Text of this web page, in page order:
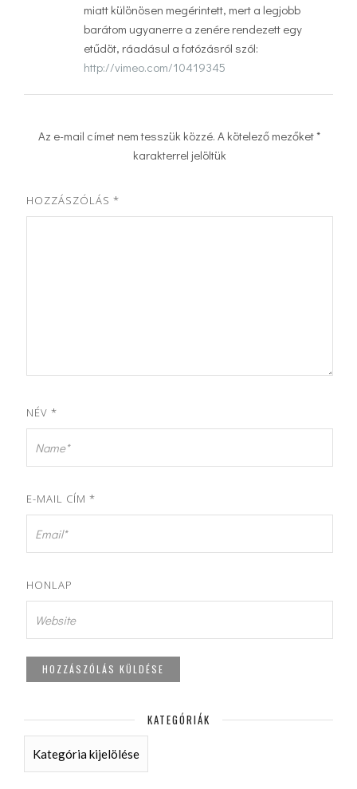
miatt különösen megérintett, mert a legjobb
barátom ugyanerre a zenére rendezett egy
etűdöt, ráadásul a fotózásról szól:
http://vimeo.com/10419345
Az e-mail címet nem tesszük közzé. A kötelező mezőket*
karakterrel jelöltük
HOZZÁSZÓLÁS *
NÉV *
E-MAIL CÍM *
HONLAP
KATEGÓRIÁK
KATEGÓRIÁK